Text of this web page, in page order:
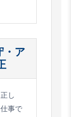
・ア
し
事で